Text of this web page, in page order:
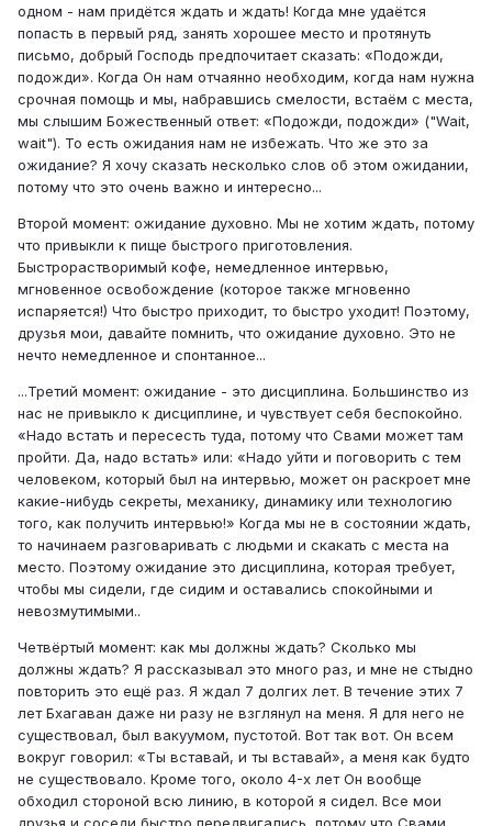
одном - нам придётся ждать и ждать! Когда мне удаётся
попасть в первый ряд, занять хорошее место и протянуть
письмо, добрый Господь предпочитает сказать: «Подожди,
подожди». Когда Он нам отчаянно необходим, когда нам нужна
срочная помощь и мы, набравшись смелости, встаём с места,
мы слышим Божественный ответ: «Подожди, подожди» ("Wait,
wait"). То есть ожидания нам не избежать. Что же это за
ожидание? Я хочу сказать несколько слов об этом ожидании,
потому что это очень важно и интересно...
Второй момент: ожидание духовно. Мы не хотим ждать, потому
что привыкли к пище быстрого приготовления.
Быстрорастворимый кофе, немедленное интервью,
мгновенное освобождение (которое также мгновенно
испаряется!) Что быстро приходит, то быстро уходит! Поэтому,
друзья мои, давайте помнить, что ожидание духовно. Это не
нечто немедленное и спонтанное...
...Третий момент: ожидание - это дисциплина. Большинство из
нас не привыкло к дисциплине, и чувствует себя беспокойно.
«Надо встать и пересесть туда, потому что Свами может там
пройти. Да, надо встать» или: «Надо уйти и поговорить с тем
человеком, который был на интервью, может он раскроет мне
какие-нибудь секреты, механику, динамику или технологию
того, как получить интервью!» Когда мы не в состоянии ждать,
то начинаем разговаривать с людьми и скакать с места на
место. Поэтому ожидание это дисциплина, которая требует,
чтобы мы сидели, где сидим и оставались спокойными и
невозмутимыми..
Четвёртый момент: как мы должны ждать? Сколько мы
должны ждать? Я рассказывал это много раз, и мне не стыдно
повторить это ещё раз. Я ждал 7 долгих лет. В течение этих 7
лет Бхагаван даже ни разу не взглянул на меня. Я для него не
существовал, был вакуумом, пустотой. Вот так вот. Он всем
вокруг говорил: «Ты вставай, и ты вставай», а меня как будто
не существовало. Кроме того, около 4-х лет Он вообще
обходил стороной всю линию, в которой я сидел. Все мои